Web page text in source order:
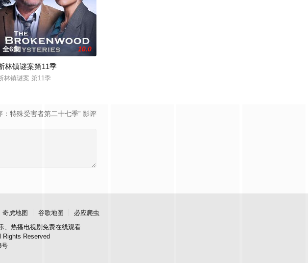
部庞大的家庭剧，讲
季。
全6集 10.0
林镇谜案第11季
林镇谜案 第11季
：特殊受害者第二十七季” 影评
奇虎地图 谷歌地图
必应爬虫
、热播电视剧免费在线观看
Reserved
号